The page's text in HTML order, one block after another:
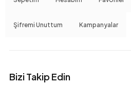
Şifremi Unuttum Kampanyalar
Bizi Takip Edin